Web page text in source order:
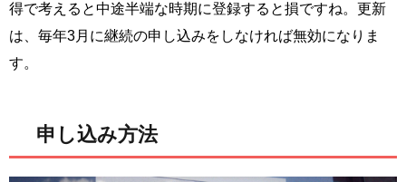
得で考えると中途半端な時期に登録すると損ですね。更新
は、毎年3月に継続の申し込みをしなければ無効になりま
す。
申し込み方法